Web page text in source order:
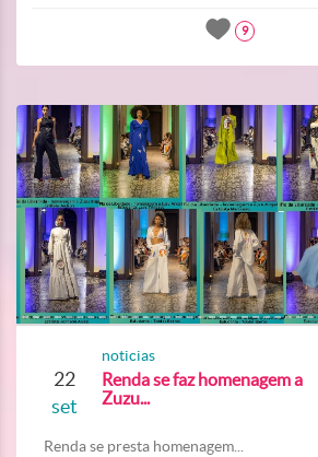
9
22
set
noticias
Renda se faz homenagem a
Zuzu...
Renda se presta homenagem...